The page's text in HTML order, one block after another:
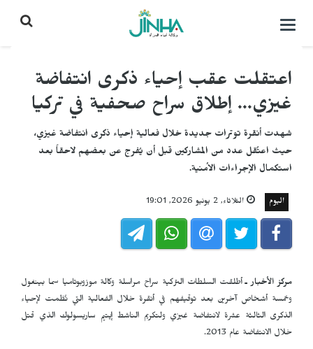
التحكم
اعتقلت عقب إحياء ذكرى انتفاضة
غيزي... إطلاق سراح صحفية في تركيا
شهدت أنقرة توترات جديدة خلال فعالية إحياء ذكرى انتفاضة غيزي،
حيث اعتُقل عدد من المشاركين قبل أن يُفرج عن بعضهم لاحقاً بعد
استكمال الإجراءات الأمنية.
اليوم الثلاثاء, 2 يونيو 2026, 19:01
مركز الأخبار ـأطلقت السلطات التركية سراح مراسلة وكالة موزوبوتاميا سما بينغول
وخمسة أشخاص آخرين بعد توقيفهم في أنقرة خلال الفعالية التي نُظمت لإحياء
الذكرى الثالثة عشرة لانتفاضة غيزي ولتكريم الناشط إيتيم ساريسولوك الذي قتل
خلال الانتفاضة عام 2013.